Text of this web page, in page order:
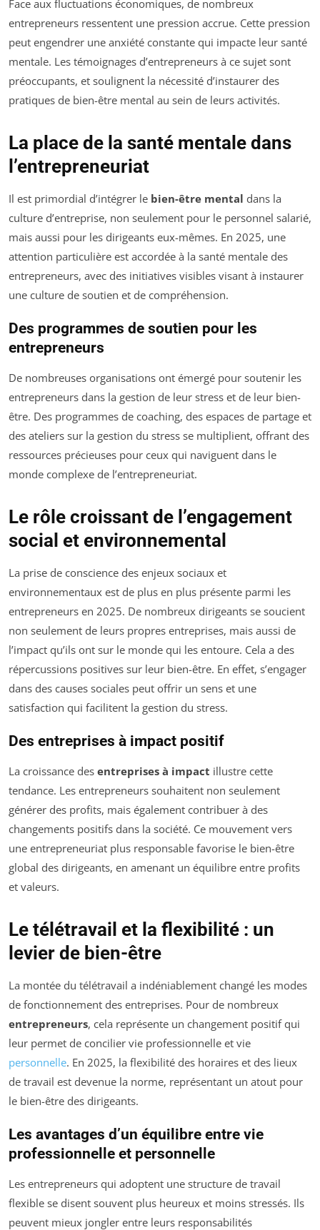
Face aux fluctuations économiques, de nombreux
entrepreneurs ressentent une pression accrue. Cette pression
peut engendrer une anxiété constante qui impacte leur santé
mentale. Les témoignages d’entrepreneurs à ce sujet sont
préoccupants, et soulignent la nécessité d’instaurer des
pratiques de bien-être mental au sein de leurs activités.
La place de la santé mentale dans
l’entrepreneuriat
Il est primordial d’intégrer le bien-être mental dans la
culture d’entreprise, non seulement pour le personnel salarié,
mais aussi pour les dirigeants eux-mêmes. En 2025, une
attention particulière est accordée à la santé mentale des
entrepreneurs, avec des initiatives visibles visant à instaurer
une culture de soutien et de compréhension.
Des programmes de soutien pour les
entrepreneurs
De nombreuses organisations ont émergé pour soutenir les
entrepreneurs dans la gestion de leur stress et de leur bien-
être. Des programmes de coaching, des espaces de partage et
des ateliers sur la gestion du stress se multiplient, offrant des
ressources précieuses pour ceux qui naviguent dans le
monde complexe de l’entrepreneuriat.
Le rôle croissant de l’engagement
social et environnemental
La prise de conscience des enjeux sociaux et
environnementaux est de plus en plus présente parmi les
entrepreneurs en 2025. De nombreux dirigeants se soucient
non seulement de leurs propres entreprises, mais aussi de
l’impact qu’ils ont sur le monde qui les entoure. Cela a des
répercussions positives sur leur bien-être. En effet, s’engager
dans des causes sociales peut offrir un sens et une
satisfaction qui facilitent la gestion du stress.
Des entreprises à impact positif
La croissance des entreprises à impact illustre cette
tendance. Les entrepreneurs souhaitent non seulement
générer des profits, mais également contribuer à des
changements positifs dans la société. Ce mouvement vers
une entrepreneuriat plus responsable favorise le bien-être
global des dirigeants, en amenant un équilibre entre profits
et valeurs.
Le télétravail et la flexibilité : un
levier de bien-être
La montée du télétravail a indéniablement changé les modes
de fonctionnement des entreprises. Pour de nombreux
entrepreneurs, cela représente un changement positif qui
leur permet de concilier vie professionnelle et vie
personnelle. En 2025, la flexibilité des horaires et des lieux
de travail est devenue la norme, représentant un atout pour
le bien-être des dirigeants.
Les avantages d’un équilibre entre vie
professionnelle et personnelle
Les entrepreneurs qui adoptent une structure de travail
flexible se disent souvent plus heureux et moins stressés. Ils
peuvent mieux jongler entre leurs responsabilités